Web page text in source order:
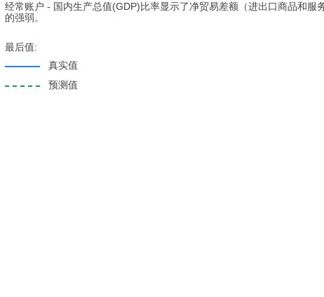
经常账户 - 国内生产总值(GDP)比率显示了净贸易差额（进出口商品和
的强弱。
最后值:
真实值
预测值